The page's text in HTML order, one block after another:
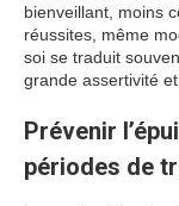
bienveillant, moins
réussites, même
soi se traduit
grande assertivité
Prévenir
périodes de